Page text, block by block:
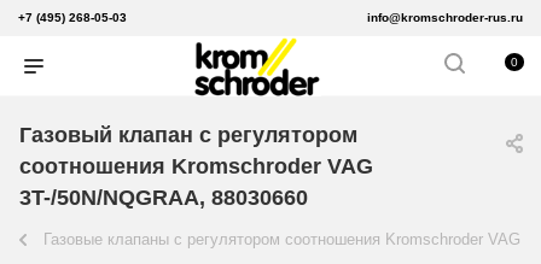
+7 (495) 268-05-03 info@kromschroder-rus.ru
0
Газовый клапан с регулятором
соотношения Kromschroder VAG
3T-/50N/NQGRAA, 88030660
Газовые клапаны с регулятором соотношения Kromschroder VAG